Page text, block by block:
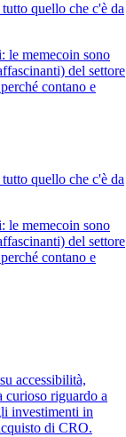
quello che c'è da
le memecoin sono
del settore
contano e
quello che c'è da
le memecoin sono
del settore
contano e
accessibilità,
curioso riguardo a
investimenti in
di CRO.